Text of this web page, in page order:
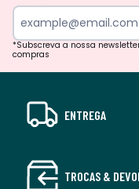
*Subscreva a nossa
compras
ENTREGA
TROCAS &